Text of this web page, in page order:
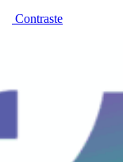
Contraste